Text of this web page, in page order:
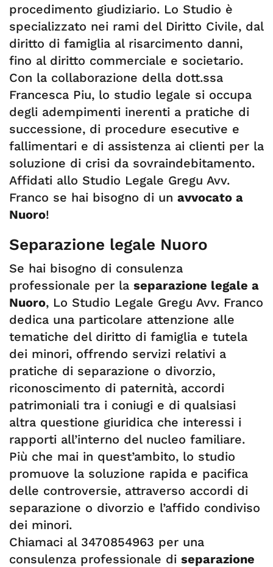
procedimento giudiziario. Lo Studio è
specializzato nei rami del Diritto Civile, dal
diritto di famiglia al risarcimento danni,
fino al diritto commerciale e societario.
Con la collaborazione della dott.ssa
Francesca Piu, lo studio legale si occupa
degli adempimenti inerenti a pratiche di
successione, di procedure esecutive e
fallimentari e di assistenza ai clienti per la
soluzione di crisi da sovraindebitamento.
Affidati allo Studio Legale Gregu Avv.
Franco se hai bisogno di un avvocato a
Nuoro!
Separazione legale Nuoro
Se hai bisogno di consulenza
professionale per la separazione legale a
Nuoro, Lo Studio Legale Gregu Avv. Franco
dedica una particolare attenzione alle
tematiche del diritto di famiglia e tutela
dei minori, offrendo servizi relativi a
pratiche di separazione o divorzio,
riconoscimento di paternità, accordi
patrimoniali tra i coniugi e di qualsiasi
altra questione giuridica che interessi i
rapporti all’interno del nucleo familiare.
Più che mai in quest’ambito, lo studio
promuove la soluzione rapida e pacifica
delle controversie, attraverso accordi di
separazione o divorzio e l’affido condiviso
dei minori.
Chiamaci al 3470854963 per una
consulenza professionale di separazione